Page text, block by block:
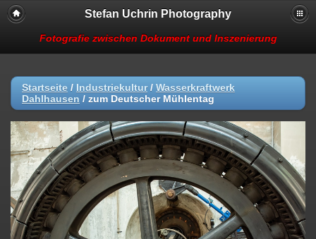
Stefan Uchrin Photography
Fotografie zwischen Dokument und Inszenierung
Startseite / Industriekultur/ Wasserkraftwerk
Dahlhausen / zum Deutscher Mühlentag